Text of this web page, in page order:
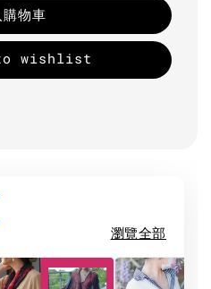
購物車
wishlist
瀏覽全部